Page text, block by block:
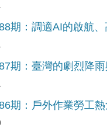
期：調適AI的啟航
期：臺灣的劇烈降
期：戶外作業勞工